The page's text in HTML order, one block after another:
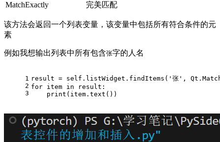
MatchExactly
完美匹配
该方法会返回一个列表变量，该变量中包括所有符合条件的元
素
例如我想输出列表中所有包含张字的人名
1
2
3
result = self.listWidget.findItems( '张' ,
for item in result:
print (item.text())